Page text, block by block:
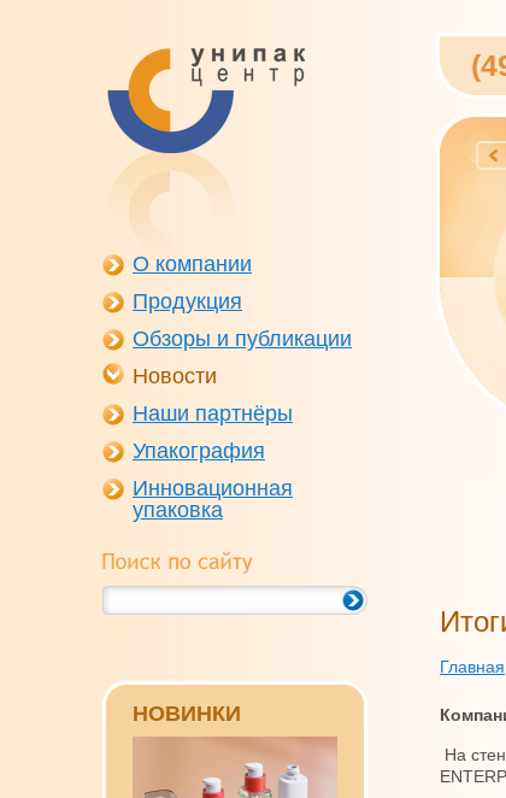
О компании
Продукция
Обзоры и публикации
Новости
Наши партнёры
Упакография
Инновационная
упаковка
НОВИНКИ
Главная
На